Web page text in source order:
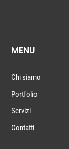
MENU
Chi siamo
Portfolio
Servizi
Contatti